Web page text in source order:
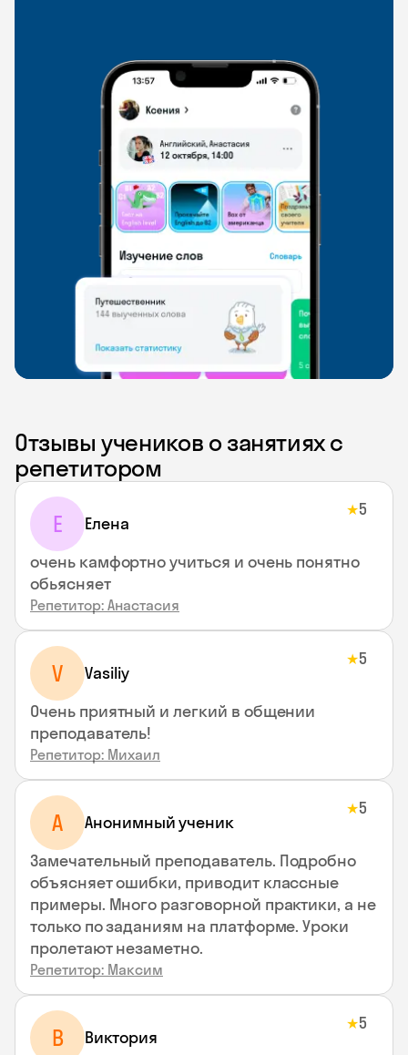
Отзывы учеников о занятиях с
репетитором
Е Елена
★5
очень камфортно учиться и очень понятно
обьясняет
Репетитор: Анастасия
V Vasiliy
★5
Очень приятный и легкий в общении
преподаватель!
Репетитор: Михаил
А Анонимный ученик
★5
Замечательный преподаватель. Подробно
объясняет ошибки, приводит классные
примеры. Много разговорной практики, а не
только по заданиям на платформе. Уроки
пролетают незаметно.
Репетитор: Максим
В Виктория
★5